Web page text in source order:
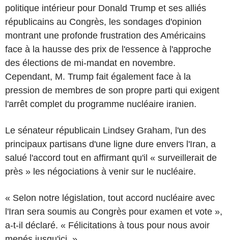
politique intérieur pour Donald Trump et ses alliés
républicains au Congrès, les sondages d'opinion
montrant une profonde frustration des Américains
face à la hausse des prix de l'essence à l'approche
des élections de mi-mandat en novembre.
Cependant, M. Trump fait également face à la
pression de membres de son propre parti qui exigent
l'arrêt complet du programme nucléaire iranien.
Le sénateur républicain Lindsey Graham, l'un des
principaux partisans d'une ligne dure envers l'Iran, a
salué l'accord tout en affirmant qu'il « surveillerait de
près » les négociations à venir sur le nucléaire.
« Selon notre législation, tout accord nucléaire avec
l'Iran sera soumis au Congrès pour examen et vote »,
a-t-il déclaré. « Félicitations à tous pour nous avoir